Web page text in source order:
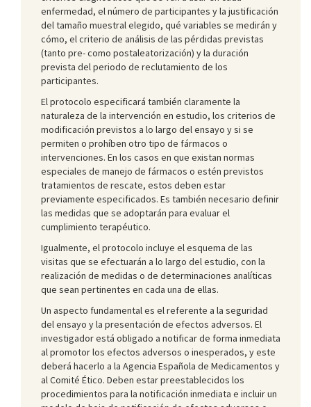
enfermedad, el número de participantes y la justificación
del tamaño muestral elegido, qué variables se medirán y
cómo, el criterio de análisis de las pérdidas previstas
(tanto pre- como postaleatorización) y la duración
prevista del periodo de reclutamiento de los
participantes.
El protocolo especificará también claramente la
naturaleza de la intervención en estudio, los criterios de
modificación previstos a lo largo del ensayo y si se
permiten o prohíben otro tipo de fármacos o
intervenciones. En los casos en que existan normas
especiales de manejo de fármacos o estén previstos
tratamientos de rescate, estos deben estar
previamente especificados. Es también necesario definir
las medidas que se adoptarán para evaluar el
cumplimiento terapéutico.
Igualmente, el protocolo incluye el esquema de las
visitas que se efectuarán a lo largo del estudio, con la
realización de medidas o de determinaciones analíticas
que sean pertinentes en cada una de ellas.
Un aspecto fundamental es el referente a la seguridad
del ensayo y la presentación de efectos adversos. El
investigador está obligado a notificar de forma inmediata
al promotor los efectos adversos o inesperados, y este
deberá hacerlo a la Agencia Española de Medicamentos y
al Comité Ético. Deben estar preestablecidos los
procedimientos para la notificación inmediata e incluir un